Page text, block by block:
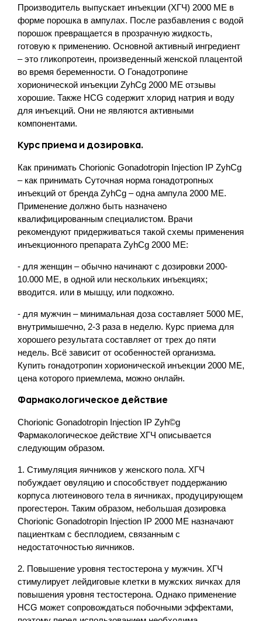
Производитель выпускает инъекции (ХГЧ) 2000 МЕ в
форме порошка в ампулах. После разбавления с водой
порошок превращается в прозрачную жидкость,
готовую к применению. Основной активный ингредиент
– это гликопротеин, произведенный женской плацентой
во время беременности. О Гонадотропине
хорионической инъекции ZyhCg 2000 ME отзывы
хорошие. Также HCG содержит хлорид натрия и воду
для инъекций. Они не являются активными
компонентами.
Курс приема и дозировка.
Как принимать Chorionic Gonadotropin Injection IP ZyhCg
– как принимать Суточная норма гонадотропных
инъекций от бренда ZyhCg – одна ампула 2000 МЕ.
Применение должно быть назначено
квалифицированным специалистом. Врачи
рекомендуют придерживаться такой схемы применения
инъекционного препарата ZyhCg 2000 МЕ:
- для женщин – обычно начинают с дозировки 2000-
10.000 МЕ, в одной или нескольких инъекциях;
вводится. или в мышцу, или подкожно.
- для мужчин – минимальная доза составляет 5000 МЕ,
внутримышечно, 2-3 раза в неделю. Курс приема для
хорошего результата составляет от трех до пяти
недель. Всё зависит от особенностей организма.
Купить гонадотропин хорионической инъекции 2000 МЕ,
цена которого приемлема, можно онлайн.
Фармакологическое действие
Chorionic Gonadotropin Injection IP Zyh©g
Фармакологическое действие ХГЧ описывается
следующим образом.
1. Стимуляция яичников у женского пола. ХГЧ
побуждает овуляцию и способствует поддержанию
корпуса лютеинового тела в яичниках, продуцирующем
прогестерон. Таким образом, небольшая дозировка
Chorionic Gonadotropin Injection IP 2000 ME назначают
пациенткам с бесплодием, связанным с
недостаточностью яичников.
2. Повышение уровня тестостерона у мужчин. ХГЧ
стимулирует лейдиговые клетки в мужских яичках для
повышения уровня тестостерона. Однако применение
HCG может сопровождаться побочными эффектами,